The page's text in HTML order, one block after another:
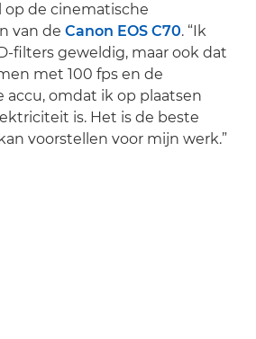
de cinematische
van de Canon EOS C70. “Ik
filters geweldig, maar ook dat
met 100 fps en de
accu, omdat ik op plaatsen
is. Het is de beste
voorstellen voor mijn werk.”